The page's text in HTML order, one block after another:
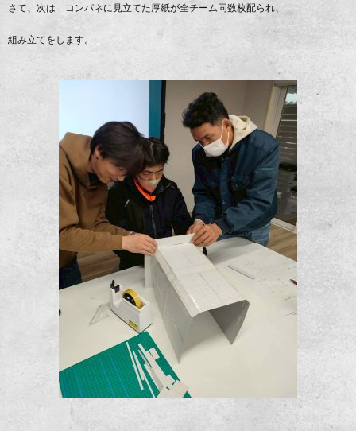
さて、次は コンパネに見立てた厚紙が全チーム同数枚配られ、
組み立てをします。